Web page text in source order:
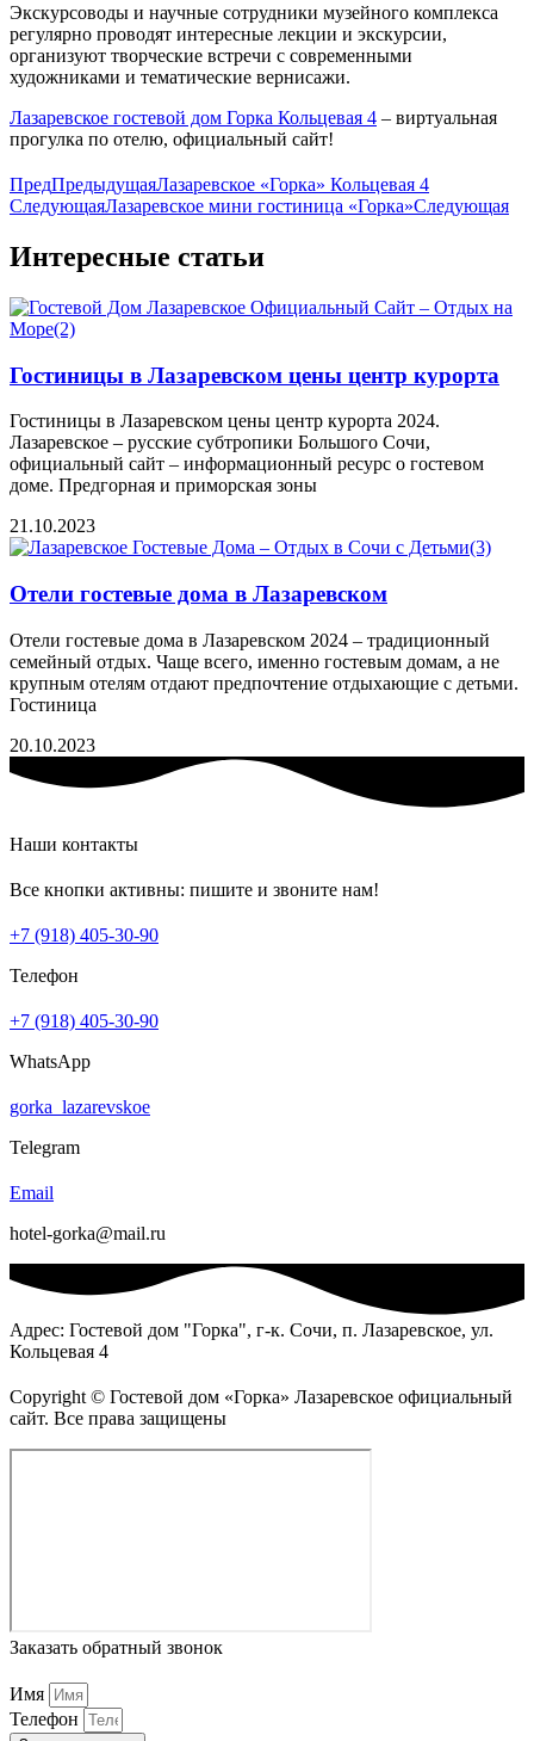
Экскурсоводы и научные сотрудники музейного комплекса
регулярно проводят интересные лекции и экскурсии,
организуют творческие встречи с современными
художниками и тематические вернисажи.
Лазаревское гостевой дом Горка Кольцевая 4 – виртуальная
прогулка по отелю, официальный сайт!
ПредПредыдущаяЛазаревское «Горка» Кольцевая 4
СледующаяЛазаревское мини гостиница «Горка»Следующая
Интересные статьи
Гостиницы в Лазаревском цены центр курорта
Гостиницы в Лазаревском цены центр курорта 2024.
Лазаревское – русские субтропики Большого Сочи,
официальный сайт – информационный ресурс о гостевом
доме. Предгорная и приморская зоны
21.10.2023
Отели гостевые дома в Лазаревском
Отели гостевые дома в Лазаревском 2024 – традиционный
семейный отдых. Чаще всего, именно гостевым домам, а не
крупным отелям отдают предпочтение отдыхающие с детьми.
Гостиница
20.10.2023
Наши контакты
Все кнопки активны: пишите и звоните нам!
+7 (918) 405-30-90
Телефон
+7 (918) 405-30-90
WhatsApp
gorka_lazarevskoe
Telegram
Email
hotel-gorka@mail.ru
Адрес: Гостевой дом "Горка", г-к. Сочи, п. Лазаревское, ул.
Кольцевая 4
Copyright © Гостевой дом «Горка» Лазаревское официальный
сайт. Все права защищены
Заказать обратный звонок
Имя
Телефон